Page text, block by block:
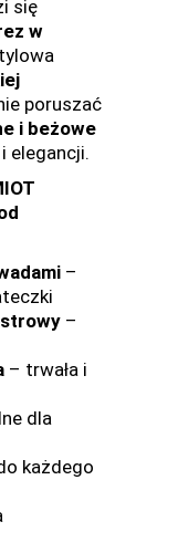
się
w
poruszać
i beżowe
elegancji.
–
–
– trwała i
dla
każdego